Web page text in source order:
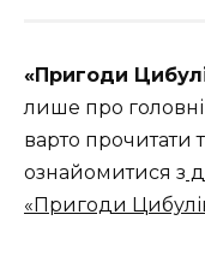
«Пригоди
лише про головні
варто прочитати
ознайомитися з
«Пригоди